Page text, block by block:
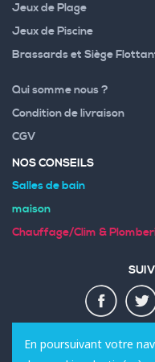
Jeux de Plage
Jeux de Piscine
Brassards et Siège
Qui somme nous ?
Condition de livraison
CGV
NOS CONSEILS
Salles de bain
maison
Chauffage/Clim &
En poursuivant votre